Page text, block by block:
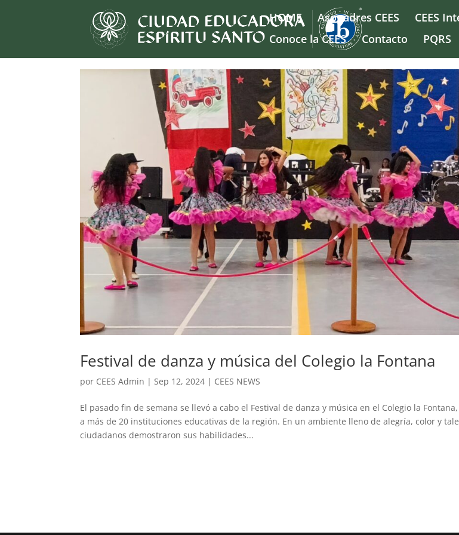
HOME Asopadres CEES CEES
Conoce la CEES
Contacto PQRS
Festival de danza y música del Colegio la Fontana
por CEES Admin |Sep 12, 2024 | CEES NEWS
El pasado fin de semana se llevó a cabo el Festival de danza y música en el Colegio la
a más de 20 instituciones educativas de la región. En un ambiente lleno de alegría, color y
ciudadanos demostraron sus habilidades...